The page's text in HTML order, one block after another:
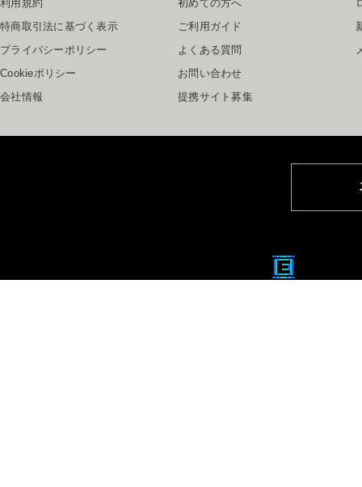
利用規約
特商取引法に基づく表示
プライバシーポリシー
Cookieポリシー
会社情報
初めての方へ
ご利用ガイド
よくある質問
お問い合わせ
提携サイト募集